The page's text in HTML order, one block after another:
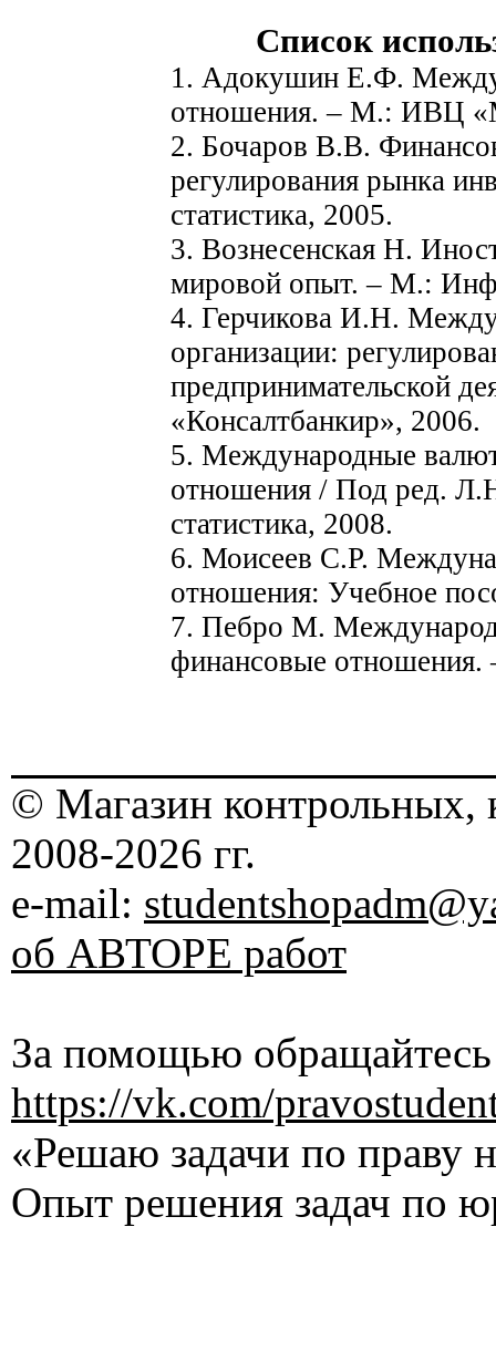
Список
1. Адокушин Е.Ф.
отношения. – М.: ИВЦ
2. Бочаров В.В.
регулирования рынка
статистика, 2005.
3. Вознесенская Н.
мировой опыт. – М.:
4. Герчикова И.Н.
организации:
предпринимательской
«Консалтбанкир», 2006.
5. Международные
отношения / Под ред.
статистика, 2008.
6. Моисеев С.Р.
отношения: Учебное
7. Пебро М.
финансовые
© Магазин контрольных,
2008-2026 гг.
e-mail:
об АВТОРЕ работ
За помощью
https://vk.com/
«Решаю задачи по праву
Опыт решения задач по